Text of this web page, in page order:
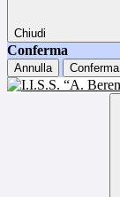
Chiudi
Conferma
Annulla Conferma